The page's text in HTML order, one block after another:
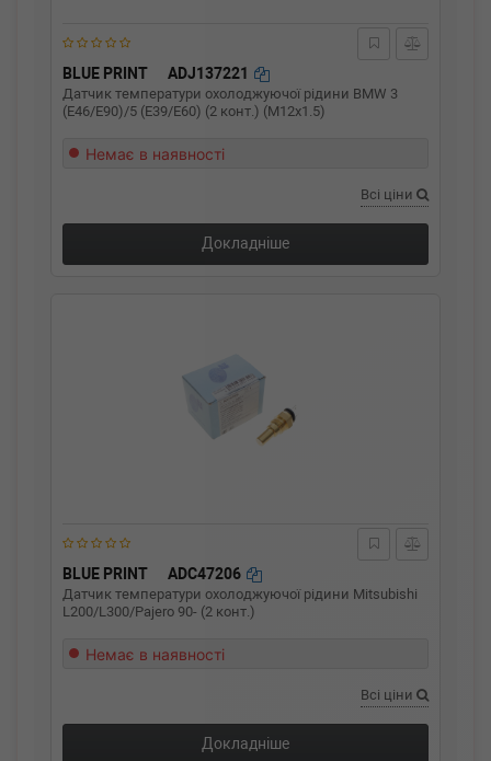
BLUE PRINT ADJ137221
Датчик температури охолоджуючої рідини BMW 3
(E46/E90)/5 (E39/E60) (2 конт.) (M12x1.5)
Немає в наявності
Всі ціни
Докладніше
BLUE PRINT ADC47206
Датчик температури охолоджуючої рідини Mitsubishi
L200/L300/Pajero 90- (2 конт.)
Немає в наявності
Всі ціни
Докладніше